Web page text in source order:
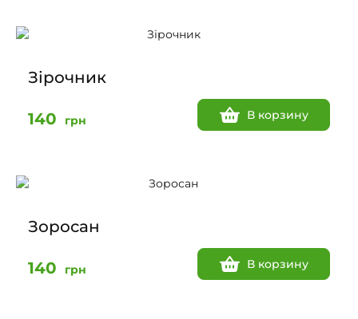
Зірочник
140 грн В корзину
Зоросан
140 грн В корзину